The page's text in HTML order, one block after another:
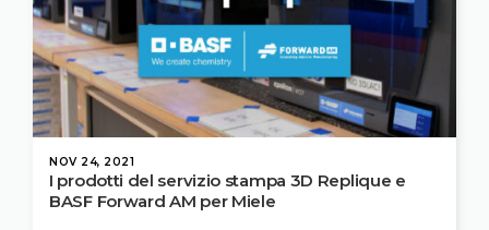
NOV 24, 2021
I prodotti del servizio stampa 3D Replique e
BASF Forward AM per Miele